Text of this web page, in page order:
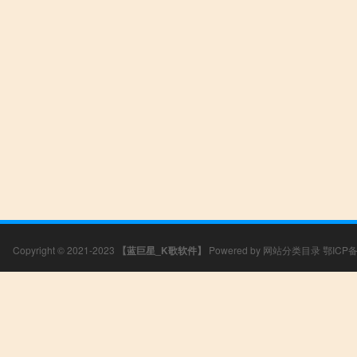
Copyright © 2021-2023 【蓝巨星_K歌软件】 Powered by 网站分类目录 鄂ICP